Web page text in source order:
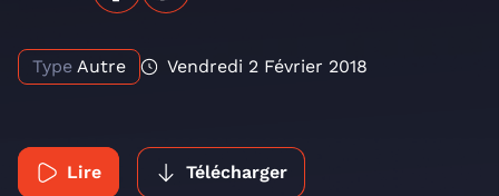
Type Autre Vendredi 2 Février 2018
Lire Télécharger